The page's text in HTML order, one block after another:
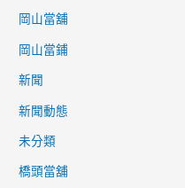
岡山當舖
岡山當鋪
新聞
新聞動態
未分類
橋頭當舖